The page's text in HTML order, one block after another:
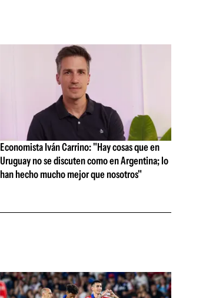
Economista Iván Carrino: "Hay cosas que en
Uruguay no se discuten como en Argentina; lo
han hecho mucho mejor que nosotros"